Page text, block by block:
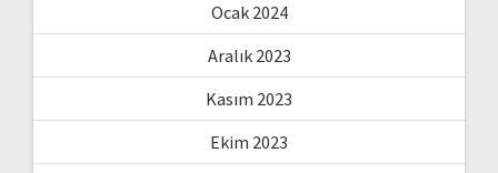
Ocak 2024
Aralık 2023
Kasım 2023
Ekim 2023